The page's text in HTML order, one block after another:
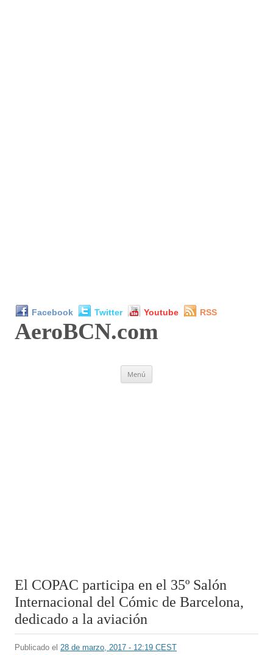
Facebook Twitter Youtube RSS
AeroBCN.com
Menú
El COPAC participa en el 35º Salón
Internacional del Cómic de Barcelona,
dedicado a la aviación
Publicado el 28 de marzo, 2017 - 12:19 CEST